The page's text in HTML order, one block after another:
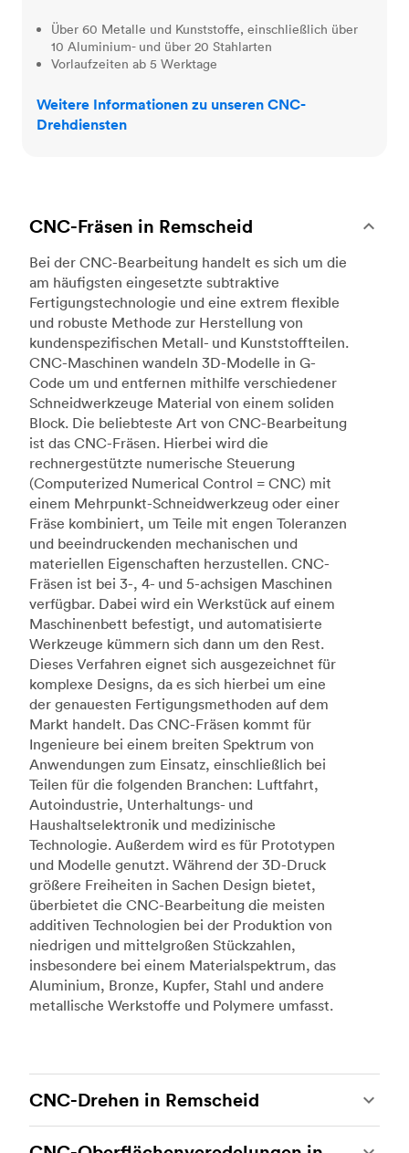
Über 60 Metalle und Kunststoffe, einschließlich über
10 Aluminium- und über 20 Stahlarten
Vorlaufzeiten ab 5 Werktage
Weitere Informationen zu unseren CNC-
Drehdiensten
CNC-Fräsen in Remscheid
Bei der CNC-Bearbeitung handelt es sich um die
am häufigsten eingesetzte subtraktive
Fertigungstechnologie und eine extrem flexible
und robuste Methode zur Herstellung von
kundenspezifischen Metall- und Kunststoffteilen.
CNC-Maschinen wandeln 3D-Modelle in G-
Code um und entfernen mithilfe verschiedener
Schneidwerkzeuge Material von einem soliden
Block. Die beliebteste Art von CNC-Bearbeitung
ist das CNC-Fräsen. Hierbei wird die
rechnergestützte numerische Steuerung
(Computerized Numerical Control = CNC) mit
einem Mehrpunkt-Schneidwerkzeug oder einer
Fräse kombiniert, um Teile mit engen Toleranzen
und beeindruckenden mechanischen und
materiellen Eigenschaften herzustellen. CNC-
Fräsen ist bei 3-, 4- und 5-achsigen Maschinen
verfügbar. Dabei wird ein Werkstück auf einem
Maschinenbett befestigt, und automatisierte
Werkzeuge kümmern sich dann um den Rest.
Dieses Verfahren eignet sich ausgezeichnet für
komplexe Designs, da es sich hierbei um eine
der genauesten Fertigungsmethoden auf dem
Markt handelt. Das CNC-Fräsen kommt für
Ingenieure bei einem breiten Spektrum von
Anwendungen zum Einsatz, einschließlich bei
Teilen für die folgenden Branchen: Luftfahrt,
Autoindustrie, Unterhaltungs- und
Haushaltselektronik und medizinische
Technologie. Außerdem wird es für Prototypen
und Modelle genutzt. Während der 3D-Druck
größere Freiheiten in Sachen Design bietet,
überbietet die CNC-Bearbeitung die meisten
additiven Technologien bei der Produktion von
niedrigen und mittelgroßen Stückzahlen,
insbesondere bei einem Materialspektrum, das
Aluminium, Bronze, Kupfer, Stahl und andere
metallische Werkstoffe und Polymere umfasst.
CNC-Drehen in Remscheid